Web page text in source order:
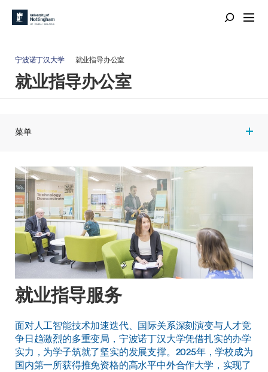
宁波诺丁汉大学 就业指导办公室
就业指导办公室
菜单
就业指导服务
面对人工智能技术加速迭代、国际关系深刻演变与人才竞
争日趋激烈的多重变局，宁波诺丁汉大学凭借扎实的办学
实力，为学子筑就了坚实的发展支撑。2025年，学校成为
国内第一所获得推免资格的高水平中外合作大学，实现了